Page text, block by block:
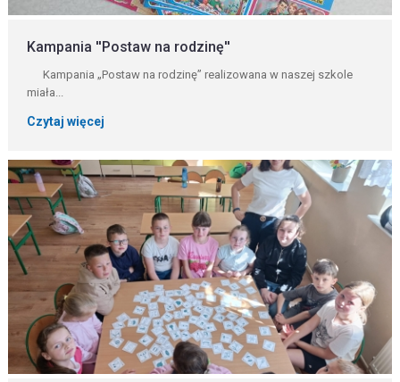
Kampania ''Postaw na rodzinę''
Kampania „Postaw na rodzinę” realizowana w naszej szkole
miała...
Czytaj więcej